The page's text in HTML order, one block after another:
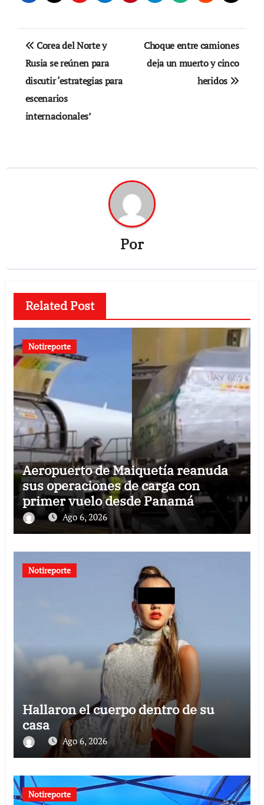
Navegación
de
entradas
Corea del Norte y
Rusia se reúnen para
discutir ‘estrategias para
escenarios
internacionales’
Choque entre camiones
deja un muerto y cinco
heridos
Por
Related Post
Notireporte
Aeropuerto de Maiquetía reanuda
sus operaciones de carga con
primer vuelo desde Panamá
Ago 6, 2026
Notireporte
Hallaron el cuerpo dentro de su
casa
Ago 6, 2026
Notireporte